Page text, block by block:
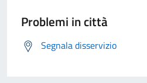
Problemi in città
Segnala disservizio